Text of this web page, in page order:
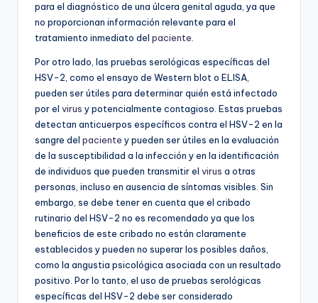
para el diagnóstico de una úlcera genital aguda, ya que
no proporcionan información relevante para el
tratamiento inmediato del paciente.
Por otro lado, las pruebas serológicas específicas del
HSV-2, como el ensayo de Western blot o ELISA,
pueden ser útiles para determinar quién está infectado
por el virus y potencialmente contagioso. Estas pruebas
detectan anticuerpos específicos contra el HSV-2 en la
sangre del paciente y pueden ser útiles en la evaluación
de la susceptibilidad a la infección y en la identificación
de individuos que pueden transmitir el virus a otras
personas, incluso en ausencia de síntomas visibles. Sin
embargo, se debe tener en cuenta que el cribado
rutinario del HSV-2 no es recomendado ya que los
beneficios de este cribado no están claramente
establecidos y pueden no superar los posibles daños,
como la angustia psicológica asociada con un resultado
positivo. Por lo tanto, el uso de pruebas serológicas
específicas del HSV-2 debe ser considerado